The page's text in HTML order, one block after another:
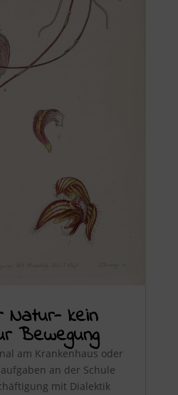
Natur- kein
Bewegung
am Krankenhaus oder
an der Schule
mit Dialektik